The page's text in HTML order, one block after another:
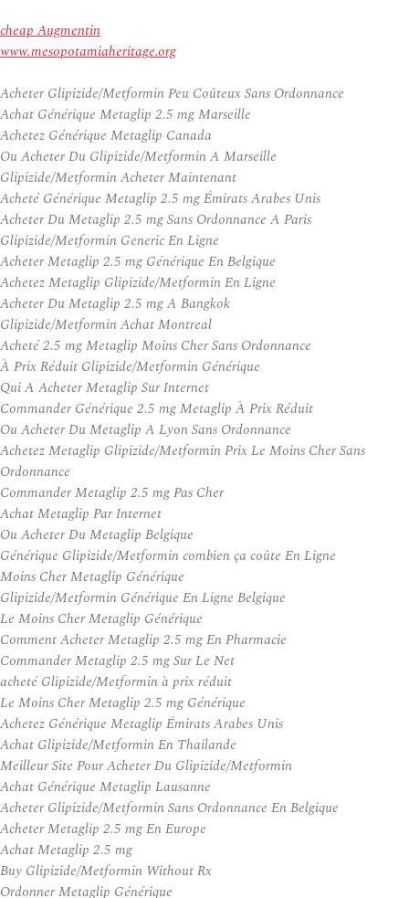
cheap Augmentin
www.mesopotamiaheritage.org
Acheter Glipizide/Metformin Peu Coûteux Sans Ordonnance
Achat Générique Metaglip 2.5 mg Marseille
Achetez Générique Metaglip Canada
Ou Acheter Du Glipizide/Metformin A Marseille
Glipizide/Metformin Acheter Maintenant
Acheté Générique Metaglip 2.5 mg Émirats Arabes Unis
Acheter Du Metaglip 2.5 mg Sans Ordonnance A Paris
Glipizide/Metformin Generic En Ligne
Acheter Metaglip 2.5 mg Générique En Belgique
Achetez Metaglip Glipizide/Metformin En Ligne
Acheter Du Metaglip 2.5 mg A Bangkok
Glipizide/Metformin Achat Montreal
Acheté 2.5 mg Metaglip Moins Cher Sans Ordonnance
À Prix Réduit Glipizide/Metformin Générique
Qui A Acheter Metaglip Sur Internet
Commander Générique 2.5 mg Metaglip À Prix Réduit
Ou Acheter Du Metaglip A Lyon Sans Ordonnance
Achetez Metaglip Glipizide/Metformin Prix Le Moins Cher Sans
Ordonnance
Commander Metaglip 2.5 mg Pas Cher
Achat Metaglip Par Internet
Ou Acheter Du Metaglip Belgique
Générique Glipizide/Metformin combien ça coûte En Ligne
Moins Cher Metaglip Générique
Glipizide/Metformin Générique En Ligne Belgique
Le Moins Cher Metaglip Générique
Comment Acheter Metaglip 2.5 mg En Pharmacie
Commander Metaglip 2.5 mg Sur Le Net
acheté Glipizide/Metformin à prix réduit
Le Moins Cher Metaglip 2.5 mg Générique
Achetez Générique Metaglip Émirats Arabes Unis
Achat Glipizide/Metformin En Thailande
Meilleur Site Pour Acheter Du Glipizide/Metformin
Achat Générique Metaglip Lausanne
Acheter Glipizide/Metformin Sans Ordonnance En Belgique
Acheter Metaglip 2.5 mg En Europe
Achat Metaglip 2.5 mg
Buy Glipizide/Metformin Without Rx
Ordonner Metaglip Générique